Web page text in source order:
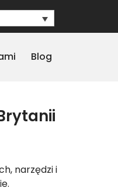
Blog
narzędzi i